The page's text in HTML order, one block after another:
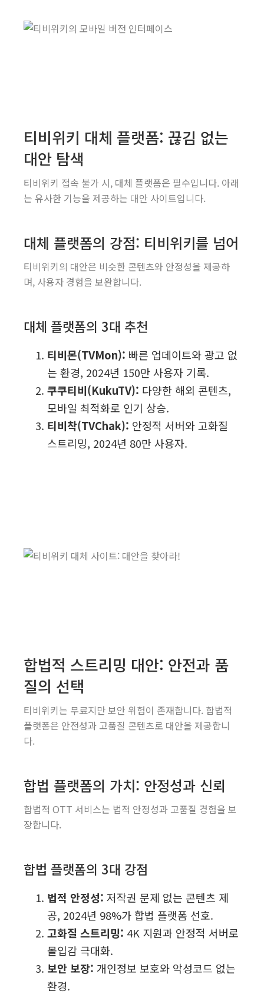
티비위키 대체 플랫폼: 끊김 없는
대안 탐색
티비위키 접속 불가 시, 대체 플랫폼은 필수입니다. 아래
는 유사한 기능을 제공하는 대안 사이트입니다.
대체 플랫폼의 강점: 티비위키를 넘어
티비위키의 대안은 비슷한 콘텐츠와 안정성을 제공하
며, 사용자 경험을 보완합니다.
대체 플랫폼의 3대 추천
티비몬(TVMon): 빠른 업데이트와 광고 없
는 환경, 2024년 150만 사용자 기록.
쿠쿠티비(KukuTV): 다양한 해외 콘텐츠,
모바일 최적화로 인기 상승.
티비착(TVChak): 안정적 서버와 고화질
스트리밍, 2024년 80만 사용자.
합법적 스트리밍 대안: 안전과 품
질의 선택
티비위키는 무료지만 보안 위험이 존재합니다. 합법적
플랫폼은 안전성과 고품질 콘텐츠로 대안을 제공합니
다.
합법 플랫폼의 가치: 안정성과 신뢰
합법적 OTT 서비스는 법적 안정성과 고품질 경험을 보
장합니다.
합법 플랫폼의 3대 강점
법적 안정성: 저작권 문제 없는 콘텐츠 제
공, 2024년 98%가 합법 플랫폼 선호.
고화질 스트리밍: 4K 지원과 안정적 서버로
몰입감 극대화.
보안 보장: 개인정보 보호와 악성코드 없는
환경.